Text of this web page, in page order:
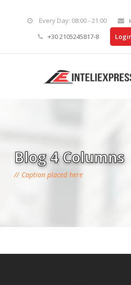
Every Day: 08:00 - 21:00
+30 2105245817-8
Blog 4 Columns
Caption placed here